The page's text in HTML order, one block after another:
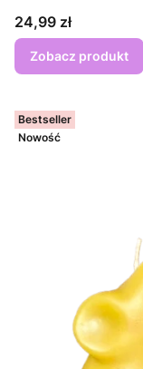
Cena
24,99 zł
Zobacz produkt
Bestseller
Nowość